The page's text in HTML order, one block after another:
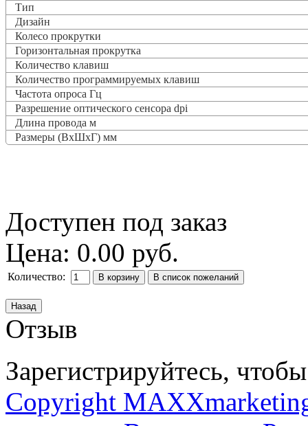
Тип
Дизайн
Колесо прокрутки
Горизонтальная прокрутка
Количество клавиш
Количество программируемых клавиш
Частота опроса Гц
Разрешение оптического сенсора dpi
Длина провода м
Размеры (ВxШxГ) мм
Доступен под заказ
Цена: 0.00 руб.
Количество:
Отзыв
Зарегистрируйтесь,
Copyright